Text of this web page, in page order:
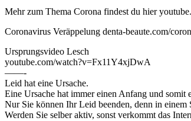
Mehr zum Thema Corona findest du hier
Coronavirus Veräppelung denta-beaute.com/
Ursprungsvideo Lesch
youtube.com/watch?v=Fx11Y4xjDwA
——-
Leid hat eine Ursache.
Eine Ursache hat immer einen Anfang und somit
Nur Sie können Ihr Leid beenden, denn in
Werden Sie selber aktiv, sonst verkommt das